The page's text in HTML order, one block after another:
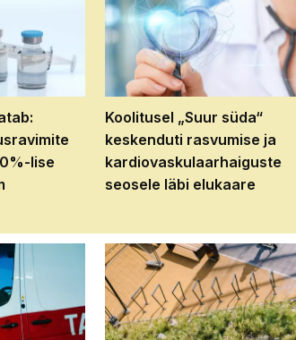
lise
Koolitusel „Suur süda“
keskenduti rasvumise ja
kardiovaskulaarhaiguste
seosele läbi elukaare